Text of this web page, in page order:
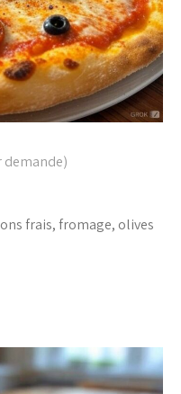
demande)
frais, fromage, olives